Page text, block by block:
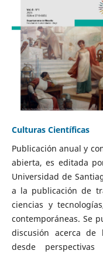
Culturas Científicas
Publicación anual y
abierta, es editada
Universidad de
a la publicación de
ciencias y
contemporáneas. Se
discusión acerca de
desde perspectivas